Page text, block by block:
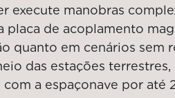
execute manobras
placa de acoplamento
quanto em cenários sem
das estações terrestres,
a espaçonave por até